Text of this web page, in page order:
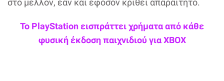
στο μέλλον, εάν και εφόσον κριθεί απαραίτητο.
Το PlayStation εισπράττει χρήματα από κάθε
φυσική έκδοση παιχνιδιού για XBOX